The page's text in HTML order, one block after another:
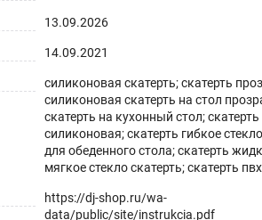
горизонтальных поверхностей
с характеристиками
13.09.2026
14.09.2021
силиконовая скатерть; скатерть
силиконовая скатерть на стол
скатерть на кухонный стол;
силиконовая; скатерть гибкое
для обеденного стола; скатерть
мягкое стекло скатерть; скатерть пвх
https://dj-shop.ru/wa-
data/public/site/instrukcia.pdf